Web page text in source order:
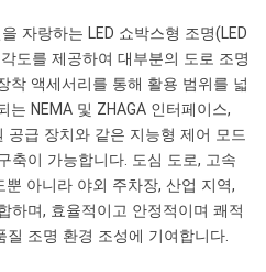
자랑하는 LED 쇼박스형 조명(LED
도를 제공하여 대부분의 도로 조명
착 액세서리를 통해 활용 범위를 넓
NEMA 및 ZHAGA 인터페이스,
공급 장치와 같은 지능형 제어 모드
축이 가능합니다. 도심 도로, 고속
아니라 야외 주차장, 산업 지역,
하며, 효율적이고 안정적이며 쾌적
조명 환경 조성에 기여합니다.